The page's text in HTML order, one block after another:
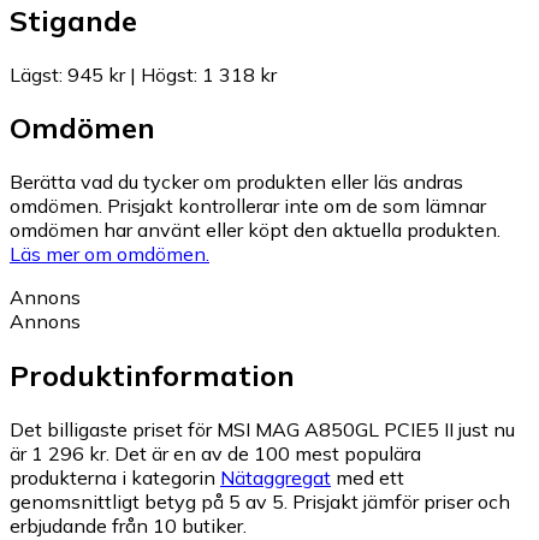
Stigande
Lägst: 945 kr| Högst: 1 318 kr
Omdömen
Berätta vad du tycker om produkten eller läs andras
omdömen. Prisjakt kontrollerar inte om de som lämnar
omdömen har använt eller köpt den aktuella produkten.
Läs mer om omdömen.
Annons
Annons
Produktinformation
Det billigaste priset för MSI MAG A850GL PCIE5 II just nu
är 1 296 kr. Det är en av de 100 mest populära
produkterna i kategorin Nätaggregat med ett
genomsnittligt betyg på 5 av 5. Prisjakt jämför priser och
erbjudande från 10 butiker.